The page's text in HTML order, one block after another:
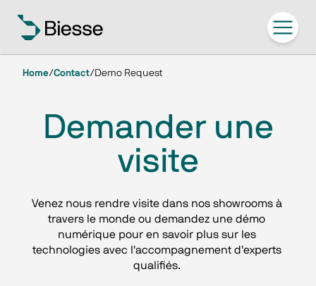
Home/Contact/ Demo Request
Demander une
visite
Venez nous rendre visite dans nos showrooms à
travers le monde ou demandez une démo
numérique pour en savoir plus sur les
technologies avec l'accompagnement d'experts
qualifiés.